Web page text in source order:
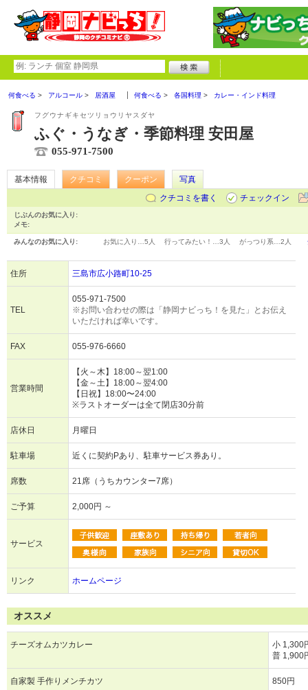
何食べる アルコール 居酒屋 何食べる 各国料理 カレー・インド料理
フグウナギキセツリョウリヤスダヤ
ふぐ・うなぎ・季節料理 安田屋
055-971-7500
基本情報 クチコミ クーポン
写真
クチコミを書く
チェックイン
じぶんのお気に入り:
メモ:
みんなのお気に入り: お気に入り… 5人 行ってみたい！… 3人 がっつり系… 2人
住所 三島市広小路町10-25
TEL
055-971-7500
※お問い合わせの際は「静岡ナビっち！を見た」とお伝え
いただければ幸いです。
FAX 055-976-6660
営業時間
【火～木】18:00～翌1:00
【金～土】18:00～翌4:00
【日祝】18:00〜24:00
※ラストオーダーは全て閉店30分前
店休日 月曜日
駐車場 近くに契約Pあり、駐車サービス券あり。
席数 21席（うちカウンター7席）
ご予算 2,000円 ～
サービス
リンク ホームページ
オススメ
チーズオムカツカレー
小 1,300
普 1,900
自家製 手作りメンチカツ 850円